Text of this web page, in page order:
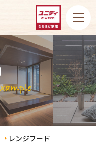
レンジフード